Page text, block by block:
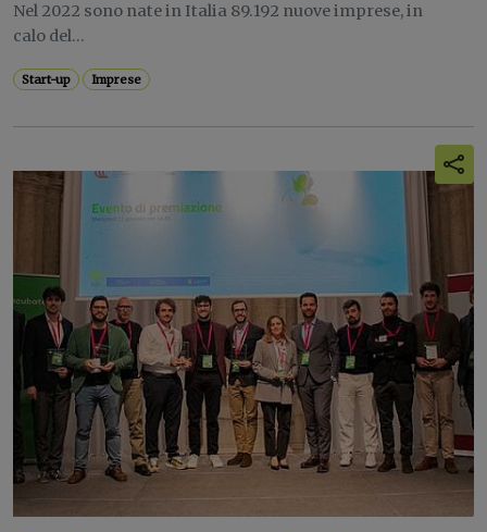
Nel 2022 sono nate in Italia 89.192 nuove imprese, in
calo del...
Start-up Imprese